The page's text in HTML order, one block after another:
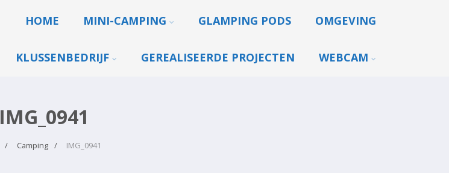
HOME MINI-CAMPING GLAMPING PODS OMGEVING
KLUSSENBEDRIJF GEREALISEERDE PROJECTEN WEBCAM
IMG_0941
Camping IMG_0941